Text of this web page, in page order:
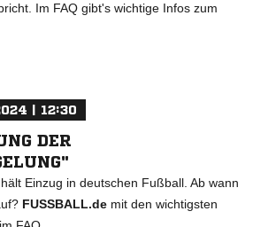
Im FAQ gibt's wichtige Infos zum
| 12:30
DER
Einzug in deutschen Fußball. Ab wann
FUSSBALL.de mit den wichtigsten